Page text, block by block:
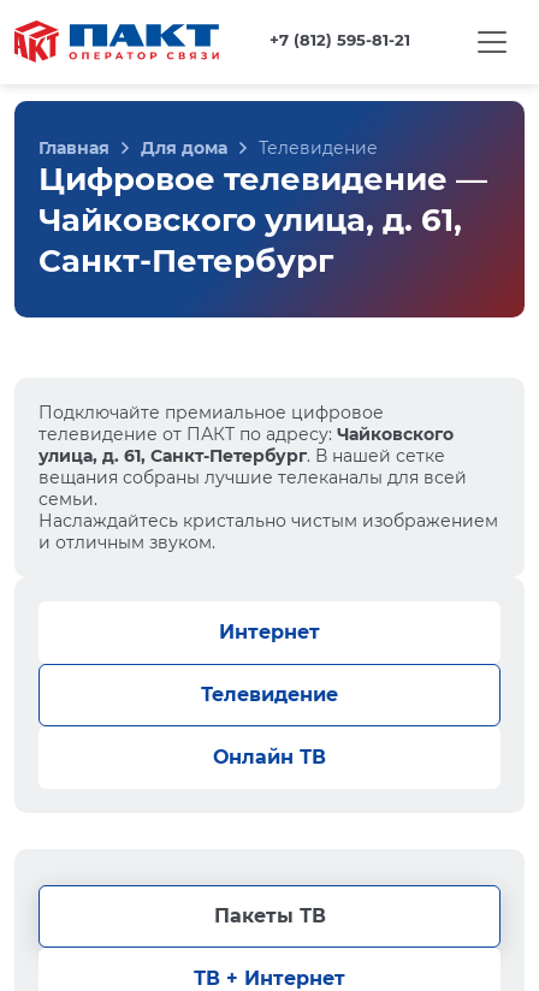
+7 (812) 595-81-21
Главная Для дома Телевидение
Цифровое телевидение —
Чайковского улица, д. 61,
Санкт-Петербург
Подключайте премиальное цифровое
телевидение от ПАКТ по адресу: Чайковского
улица, д. 61, Санкт-Петербург. В нашей сетке
вещания собраны лучшие телеканалы для всей
семьи.
Наслаждайтесь кристально чистым изображением
и отличным звуком.
Интернет
Телевидение
Онлайн ТВ
Пакеты ТВ
ТВ + Интернет